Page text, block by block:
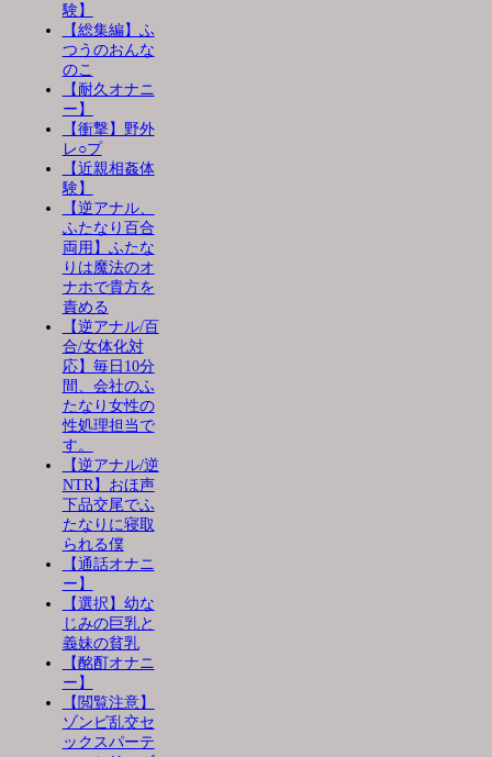
験】
【総集編】ふ
つうのおんな
のこ
【耐久オナニ
ー】
【衝撃】野外
レ○プ
【近親相姦体
験】
【逆アナル、
ふたなり百合
両用】ふたな
りは魔法のオ
ナホで貴方を
責める
【逆アナル/百
合/女体化対
応】毎日10分
間、会社のふ
たなり女性の
性処理担当で
す。
【逆アナル/逆
NTR】おほ声
下品交尾でふ
たなりに寝取
られる僕
【通話オナニ
ー】
【選択】幼な
じみの巨乳と
義妹の貧乳
【酩酊オナニ
ー】
【閲覧注意】
ゾンビ乱交セ
ックスパーテ